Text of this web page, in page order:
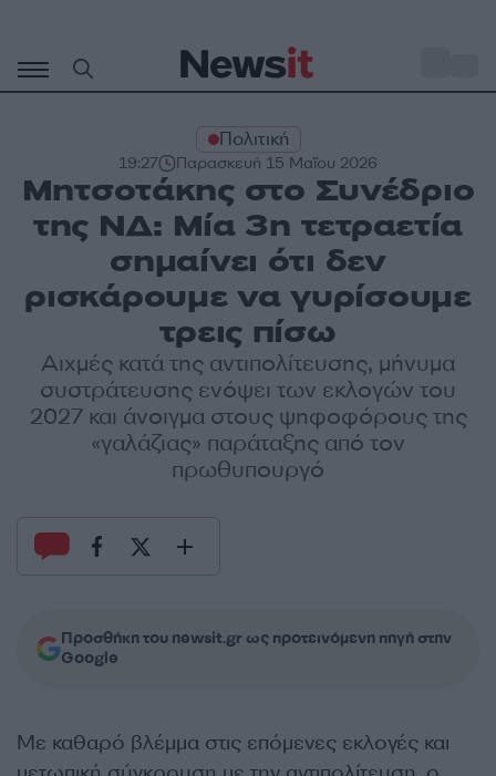
περιεχόμενο
Πολιτική
19:27 Παρασκευή 15 Μαΐου 2026
Μητσοτάκης στο Συνέδριο
της ΝΔ: Μία 3η τετραετία
σημαίνει ότι δεν
ρισκάρουμε να γυρίσουμε
τρεις πίσω
Αιχμές κατά της αντιπολίτευσης, μήνυμα
συστράτευσης ενόψει των εκλογών του
2027 και άνοιγμα στους ψηφοφόρους της
«γαλάζιας» παράταξης από τον
πρωθυπουργό
Προσθήκη του newsit.gr ως προτεινόμενη πηγή στην
Google
Με καθαρό βλέμμα στις επόμενες εκλογές και